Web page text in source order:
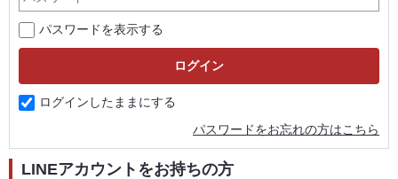
パスワードを表示する
ログインしたままにする
パスワードをお忘れの方はこちら
LINEアカウントをお持ちの方